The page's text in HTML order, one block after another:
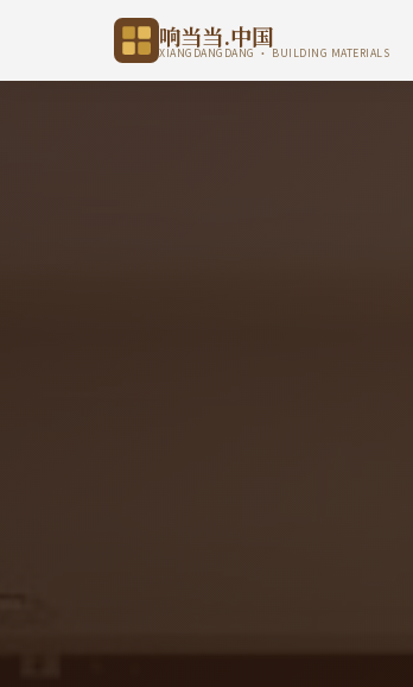
响当当.中国
XIANGDANGDANG · BUILDING MATERIALS